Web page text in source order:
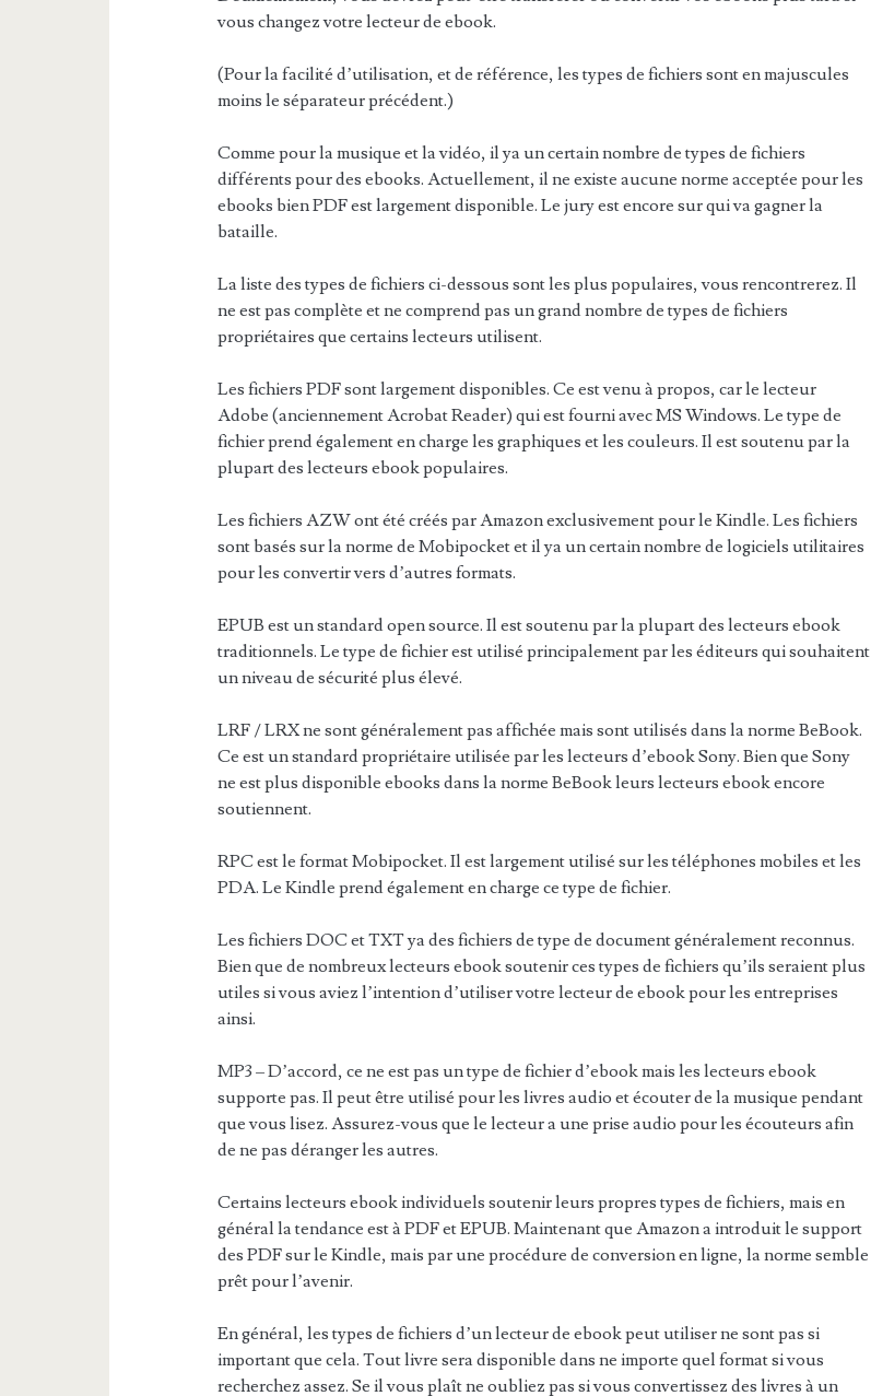
vous changez votre lecteur de ebook.
(Pour la facilité d’utilisation, et de référence, les types de fichiers sont en majuscules
moins le séparateur précédent.)
Comme pour la musique et la vidéo, il ya un certain nombre de types de fichiers
différents pour des ebooks. Actuellement, il ne existe aucune norme acceptée pour les
ebooks bien PDF est largement disponible. Le jury est encore sur qui va gagner la
bataille.
La liste des types de fichiers ci-dessous sont les plus populaires, vous rencontrerez. Il
ne est pas complète et ne comprend pas un grand nombre de types de fichiers
propriétaires que certains lecteurs utilisent.
Les fichiers PDF sont largement disponibles. Ce est venu à propos, car le lecteur
Adobe (anciennement Acrobat Reader) qui est fourni avec MS Windows. Le type de
fichier prend également en charge les graphiques et les couleurs. Il est soutenu par la
plupart des lecteurs ebook populaires.
Les fichiers AZW ont été créés par Amazon exclusivement pour le Kindle. Les fichiers
sont basés sur la norme de Mobipocket et il ya un certain nombre de logiciels utilitaires
pour les convertir vers d’autres formats.
EPUB est un standard open source. Il est soutenu par la plupart des lecteurs ebook
traditionnels. Le type de fichier est utilisé principalement par les éditeurs qui souhaitent
un niveau de sécurité plus élevé.
LRF / LRX ne sont généralement pas affichée mais sont utilisés dans la norme BeBook.
Ce est un standard propriétaire utilisée par les lecteurs d’ebook Sony. Bien que Sony
ne est plus disponible ebooks dans la norme BeBook leurs lecteurs ebook encore
soutiennent.
RPC est le format Mobipocket. Il est largement utilisé sur les téléphones mobiles et les
PDA. Le Kindle prend également en charge ce type de fichier.
Les fichiers DOC et TXT ya des fichiers de type de document généralement reconnus.
Bien que de nombreux lecteurs ebook soutenir ces types de fichiers qu’ils seraient plus
utiles si vous aviez l’intention d’utiliser votre lecteur de ebook pour les entreprises
ainsi.
MP3 – D’accord, ce ne est pas un type de fichier d’ebook mais les lecteurs ebook
supporte pas. Il peut être utilisé pour les livres audio et écouter de la musique pendant
que vous lisez. Assurez-vous que le lecteur a une prise audio pour les écouteurs afin
de ne pas déranger les autres.
Certains lecteurs ebook individuels soutenir leurs propres types de fichiers, mais en
général la tendance est à PDF et EPUB. Maintenant que Amazon a introduit le support
des PDF sur le Kindle, mais par une procédure de conversion en ligne, la norme semble
prêt pour l’avenir.
En général, les types de fichiers d’un lecteur de ebook peut utiliser ne sont pas si
important que cela. Tout livre sera disponible dans ne importe quel format si vous
recherchez assez. Se il vous plaît ne oubliez pas si vous convertissez des livres à un